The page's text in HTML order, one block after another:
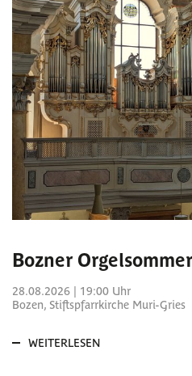
Bozner Orgelsommer
28.08.2026 | 19:00 Uhr
Bozen, Stiftspfarrkirche Muri-Gries
WEITERLESEN